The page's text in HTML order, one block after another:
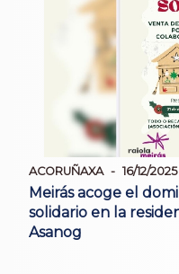
ACORUÑAXA 16/12/2025
Meirás acoge el
solidario en la
Asanog